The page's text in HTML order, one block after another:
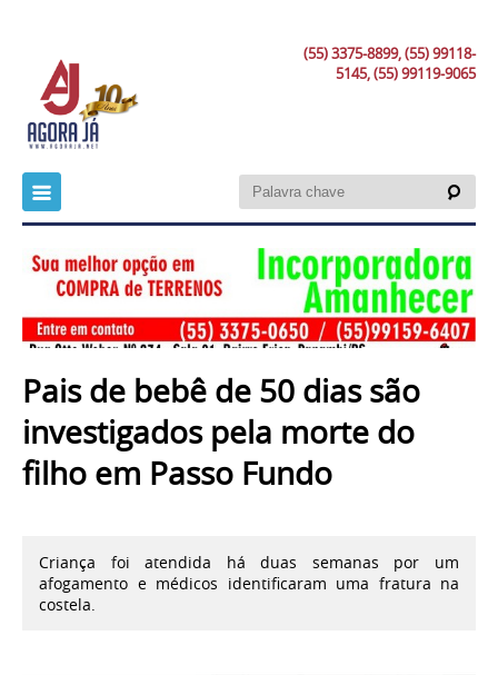
(55) 3375-8899, (55) 99118-
5145, (55) 99119-9065
Pais de bebê de 50 dias são
investigados pela morte do
filho em Passo Fundo
Criança foi atendida há duas semanas por um
afogamento e médicos identificaram uma fratura na
costela.